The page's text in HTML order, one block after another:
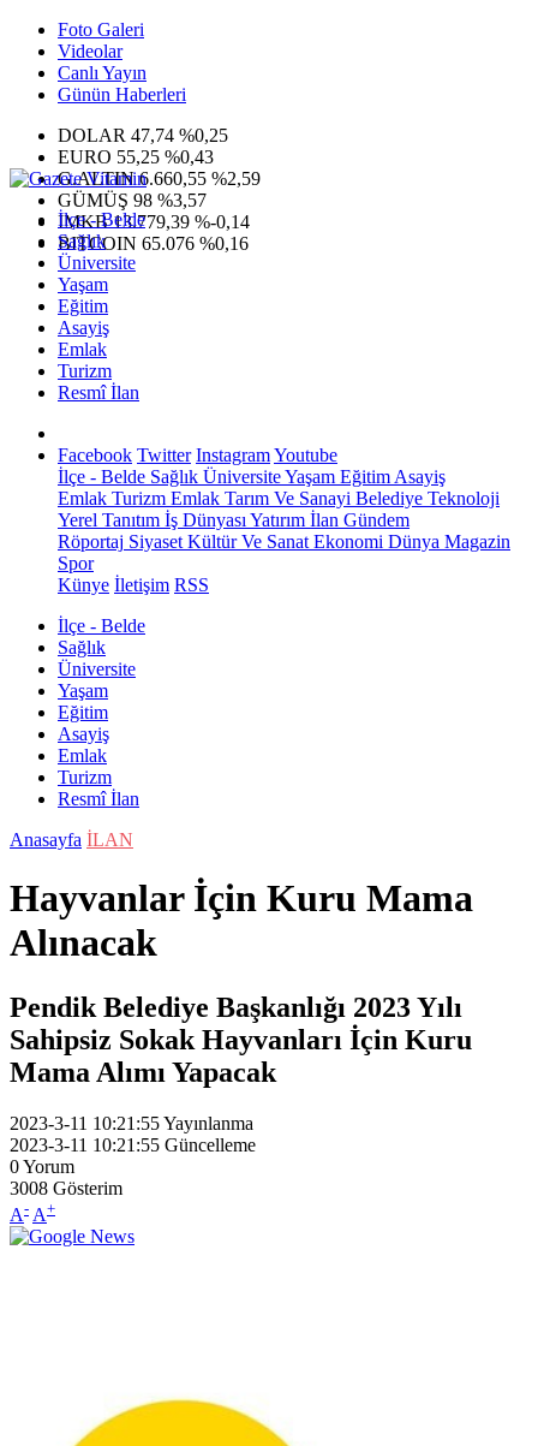
Foto Galeri
Videolar
Canlı Yayın
Günün Haberleri
DOLAR 47,74 %0,25
EURO 55,25 %0,43
G.ALTIN6.660,55 %2,59
GÜMÜŞ 98 %3,57
IMKB13.779,39 %-0,14
BITCOIN 65.076 %0,16
İlçe - Belde
Sağlık
Üniversite
Yaşam
Eğitim
Asayiş
Emlak
Turizm
Resmî İlan
Facebook Twitter InstagramYoutube
İlçe - Belde Sağlık ÜniversiteYaşam Eğitim Asayiş
Emlak Turizm Emlak Tarım Ve Sanayi Belediye Teknoloji
Yerel Tanıtım İş Dünyası Yatırım İlan Gündem
Röportaj Siyaset Kültür Ve Sanat Ekonomi Dünya Magazin
Spor
Künye İletişim RSS
İlçe - Belde
Sağlık
Üniversite
Yaşam
Eğitim
Asayiş
Emlak
Turizm
Resmî İlan
Anasayfa İLAN
Hayvanlar İçin Kuru Mama
Alınacak
Pendik Belediye Başkanlığı 2023 Yılı
Sahipsiz Sokak Hayvanları İçin Kuru
Mama Alımı Yapacak
2023-3-11 10:21:55Yayınlanma
2023-3-11 10:21:55 Güncelleme
0Yorum
3008 Gösterim
A- A+